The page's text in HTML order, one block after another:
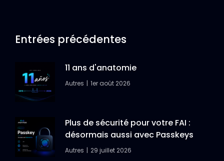
Entrées précédentes
11 ans d'anatomie
Autres 1er août 2026
Plus de sécurité pour votre FAI :
désormais aussi avec Passkeys
Autres 29 juillet 2026